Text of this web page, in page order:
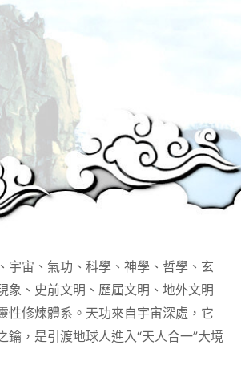
宇宙、氣功、科學、神學、哲學、玄
象、史前文明、歷屆文明、地外文明
性修煉體系。天功來自宇宙深處，它
鑰，是引渡地球人進入“天人合一”大境